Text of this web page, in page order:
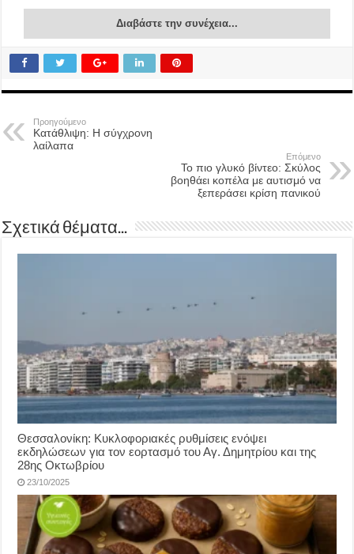
Διαβάστε την συνέχεια...
Προηγούμενο
Κατάθλιψη: Η σύγχρονη
λαίλαπα
Επόμενο
Το πιο γλυκό βίντεο: Σκύλος
βοηθάει κοπέλα με αυτισμό να
ξεπεράσει κρίση πανικού
Σχετικά θέματα...
Θεσσαλονίκη: Κυκλοφοριακές ρυθμίσεις ενόψει
εκδηλώσεων για τον εορτασμό του Αγ. Δημητρίου και της
28ης Οκτωβρίου
23/10/2025